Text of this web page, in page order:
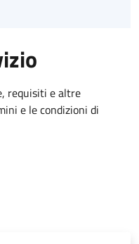
requisiti e altre
e le condizioni di